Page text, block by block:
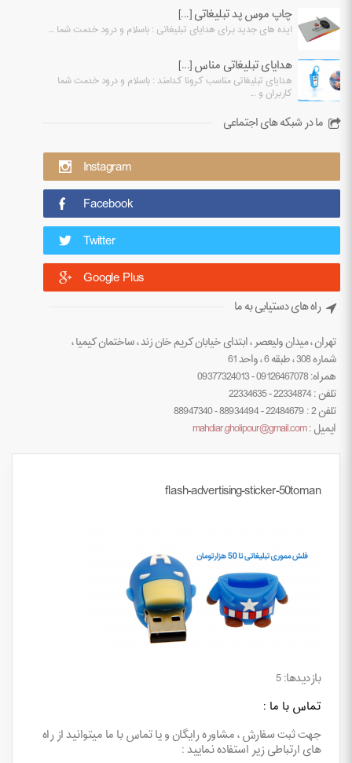
چاپ موس پد تبلیغاتی [...]
ایده های جدید برای هدایای تبلیغاتی : باسلام و درود خدمت شما ...
هدایای تبلیغاتی مناس [...]
هدایای تبلیغاتی مناسب کرونا کدامند : باسلام و درود خدمت شما
کاربران و ...
ما در شبکه های اجتماعی
Instagram
Facebook
Twitter
Google Plus
راه های دستیابی به ما
تهران ، میدان ولیعصر ، ابتدای خیابان کریم خان زند ، ساختمان کیمیا ،
شماره 308 ، طبقه 6 ، واحد 61
همراه: 09126467078 - 09377324013
تلفن : 22334874 - 22334635
تلفن 2 : 22484679 - 88934494 - 88947340
ایمیل :mahdiar.gholipour@gmail.com
flash-advertising-sticker-50toman
بازدیدها: 5
تماس با ما :
جهت ثبت سفارش ، مشاوره رایگان و یا تماس با ما میتوانید از راه
های ارتباطی زیر استفاده نمایید :